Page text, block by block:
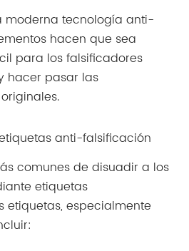
moderna tecnología anti-
hacen que sea
para los falsificadores
hacer pasar las
anti-falsificación
comunes de disuadir a los
etiquetas
etiquetas, especialmente